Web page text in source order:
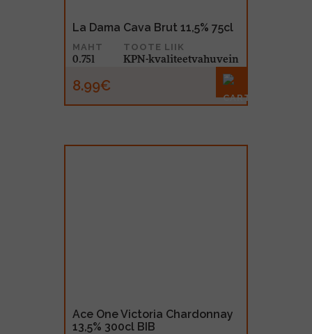
La Dama Cava Brut 11,5% 75cl
MAHT
0.75l
TOOTE LIIK
KPN-kvaliteetvahuvein
8.99€
Ace One Victoria Chardonnay
13,5% 300cl BIB